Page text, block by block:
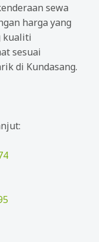
sewa
harga yang
kualiti
sesuai
di Kundasang.